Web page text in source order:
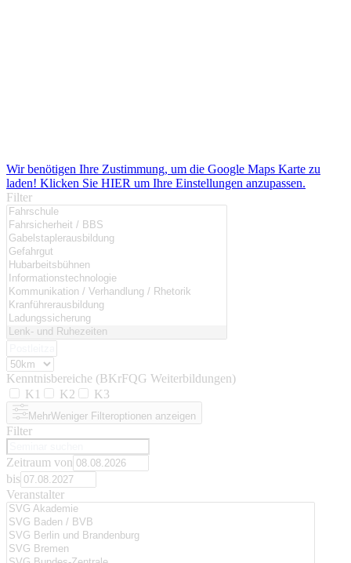
Wir benötigen Ihre Zustimmung, um die Google Maps Karte zu
laden! Klicken Sie HIER um Ihre Einstellungen anzupassen.
Filter
Kenntnisbereiche (BKrFQG Weiterbildungen)
K1
K2 K3
MehrWeniger Filteroptionen anzeigen
Filter
Zeitraum von
bis
Veranstalter